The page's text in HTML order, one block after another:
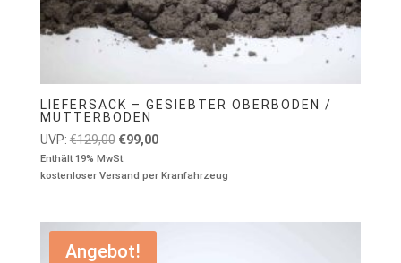
LIEFERSACK – GESIEBTER OBERBODEN /
MUTTERBODEN
UVP: €129,00 Ursprünglicher
Preis
war:
€99,00Aktueller
ist:
Enthält 19% MwSt.
kostenloser Versand per Kranfahrzeug
Angebot!